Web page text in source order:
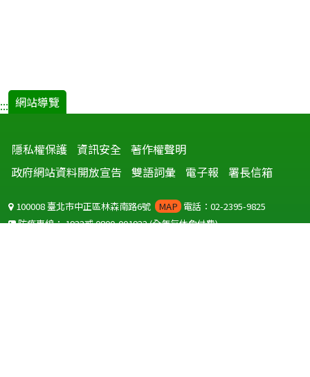
::: 網站導覽
隱私權保護 資訊安全 著作權聲明
政府網站資料開放宣告
雙語詞彙 電子報 署長信箱
100008 臺北市中正區林森南路6號 MAP 電話：02-2395-9825
防疫專線：1922或0800-001922(全年無休免付費)